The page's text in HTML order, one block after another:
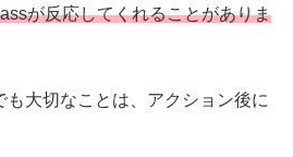
が反応してくれることがありま
も大切なことは、アクション後に